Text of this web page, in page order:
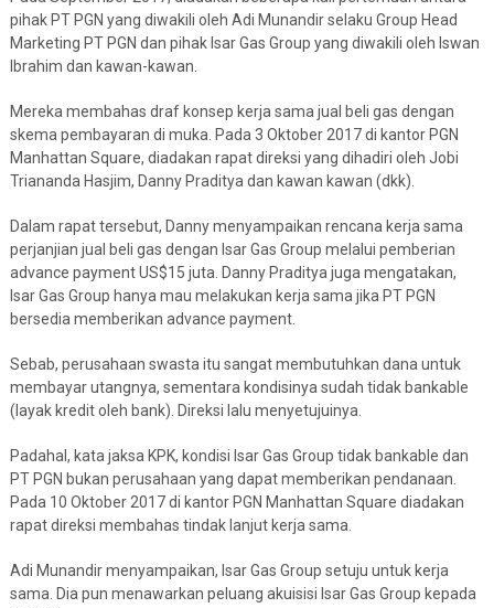
pihak PT PGN yang diwakili oleh Adi Munandir selaku Group Head
Marketing PT PGN dan pihak Isar Gas Group yang diwakili oleh Iswan
Ibrahim dan kawan-kawan.
Mereka membahas draf konsep kerja sama jual beli gas dengan
skema pembayaran di muka. Pada 3 Oktober 2017 di kantor PGN
Manhattan Square, diadakan rapat direksi yang dihadiri oleh Jobi
Triananda Hasjim, Danny Praditya dan kawan kawan (dkk).
Dalam rapat tersebut, Danny menyampaikan rencana kerja sama
perjanjian jual beli gas dengan Isar Gas Group melalui pemberian
advance payment US$15 juta. Danny Praditya juga mengatakan,
Isar Gas Group hanya mau melakukan kerja sama jika PT PGN
bersedia memberikan advance payment.
Sebab, perusahaan swasta itu sangat membutuhkan dana untuk
membayar utangnya, sementara kondisinya sudah tidak bankable
(layak kredit oleh bank). Direksi lalu menyetujuinya.
Padahal, kata jaksa KPK, kondisi Isar Gas Group tidak bankable dan
PT PGN bukan perusahaan yang dapat memberikan pendanaan.
Pada 10 Oktober 2017 di kantor PGN Manhattan Square diadakan
rapat direksi membahas tindak lanjut kerja sama.
Adi Munandir menyampaikan, Isar Gas Group setuju untuk kerja
sama. Dia pun menawarkan peluang akuisisi Isar Gas Group kepada